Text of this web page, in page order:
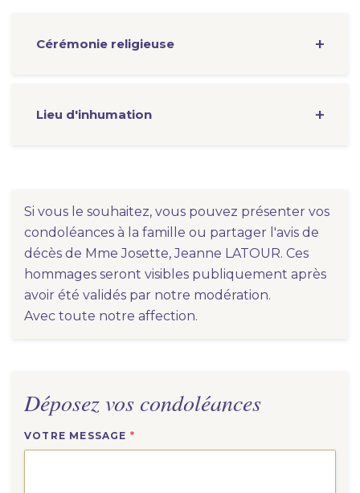
Cérémonie religieuse
Lieu d'inhumation
Si vous le souhaitez, vous pouvez présenter vos
condoléances à la famille ou partager l'avis de
décès de Mme Josette, Jeanne LATOUR. Ces
hommages seront visibles publiquement après
avoir été validés par notre modération.
Avec toute notre affection.
Déposez vos condoléances
VOTRE MESSAGE *